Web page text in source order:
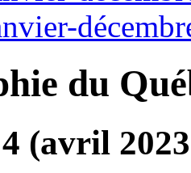
du
(avril